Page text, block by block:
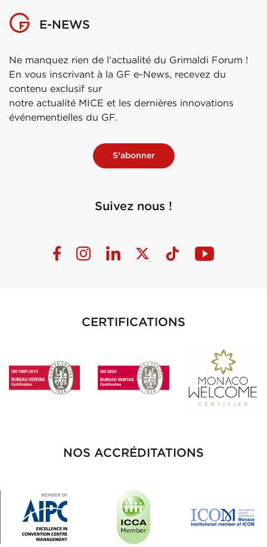
E-NEWS
Ne manquez rien de l’actualité du Grimaldi Forum !
En vous inscrivant à la GF e-News, recevez du
contenu exclusif sur
notre actualité MICE et les dernières innovations
événementielles du GF.
S'abonner
Suivez nous !
CERTIFICATIONS
NOS ACCRÉDITATIONS